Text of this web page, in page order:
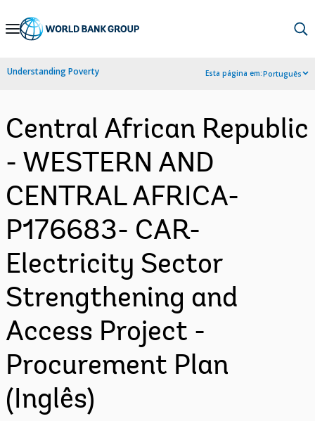
Skip
Navigation
Understanding Poverty Esta página em:Português
Central African Republic
- WESTERN AND
CENTRAL AFRICA-
P176683- CAR-
Electricity Sector
Strengthening and
Access Project -
Procurement Plan
(Inglês)